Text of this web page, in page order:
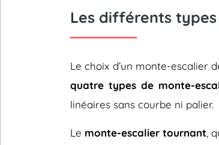
Les différents
Le choix d’un monte-escalier
quatre types de monte-
linéaires sans courbe ni palier.
Le monte-escalier tournant ,